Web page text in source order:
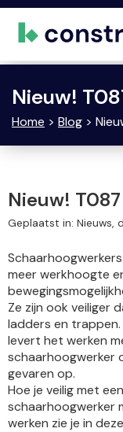
Nieuw!
Home > Blog >
Nieuw!
Geplaatst in: Nieuws,
meer werkhoogte
Ze zijn ook veiliger
ladders en trappen.
levert het werken
schaarhoogwerker
gevaren op.
Hoe je veilig met een
schaarhoogwerker
werken zie je in